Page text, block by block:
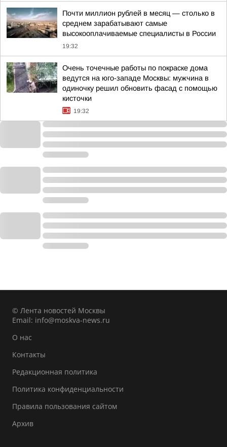
Почти миллион рублей в месяц — столько в
среднем зарабатывают самые
высокооплачиваемые специалисты в России
19:32
Очень точечные работы по покраске дома
ведутся на юго-западе Москвы: мужчина в
одиночку решил обновить фасад с помощью
кисточки
19:32
© Лента новостей Москвы
Email: info@moskva-news.ru
О нас
Контакты
Редакционная политика
Политика конфиденциальности
Правила пользования сайтом
Архив